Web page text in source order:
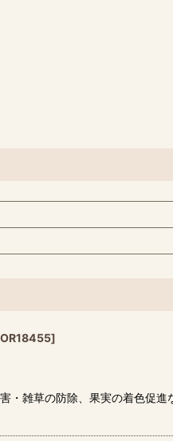
]
雑草の防除、果実の着色促